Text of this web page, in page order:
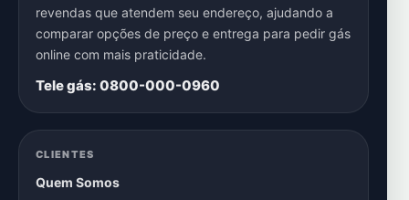
revendas que atendem seu endereço, ajudando a
comparar opções de preço e entrega para pedir gás
online com mais praticidade.
Tele gás: 0800-000-0960
CLIENTES
Quem Somos